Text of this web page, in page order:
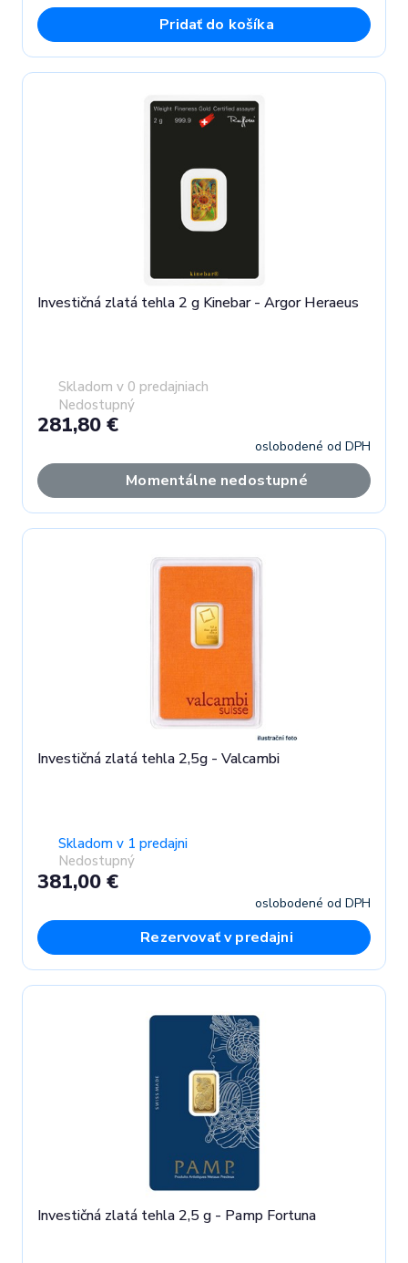
Pridať do košíka
Investičná zlatá tehla 2 g Kinebar - Argor Heraeus
Skladom v 0 predajniach
Nedostupný
281,80 €
oslobodené od DPH
Momentálne nedostupné
Investičná zlatá tehla 2,5g - Valcambi
Skladom v 1 predajni
Nedostupný
381,00 €
oslobodené od DPH
Rezervovať v predajni
Investičná zlatá tehla 2,5 g - Pamp Fortuna